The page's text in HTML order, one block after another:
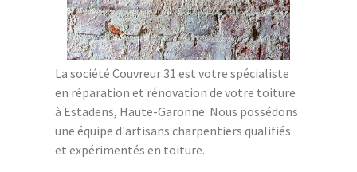
La société Couvreur 31 est votre spécialiste
en réparation et rénovation de votre toiture
à Estadens, Haute-Garonne. Nous possédons
une équipe d'artisans charpentiers qualifiés
et expérimentés en toiture.